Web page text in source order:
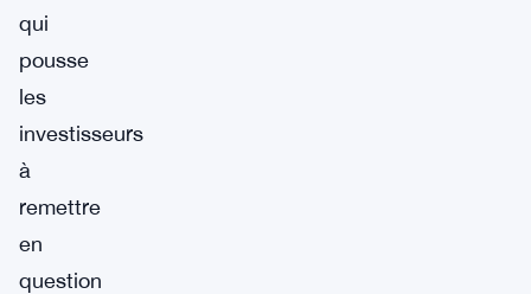
qui
pousse
les
investisseurs
à
remettre
en
question